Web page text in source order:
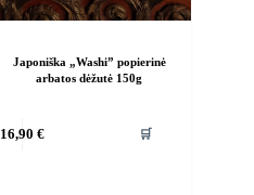
Japoniška „Washi” popierinė
arbatos dėžutė 150g
16,90 € 🛒